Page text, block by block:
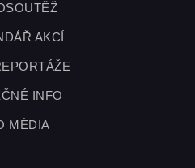
AKCÍ
INFO
MÉDIA